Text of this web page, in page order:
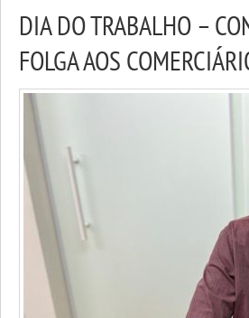
DIA DO TRABALHO –
FOLGA AOS